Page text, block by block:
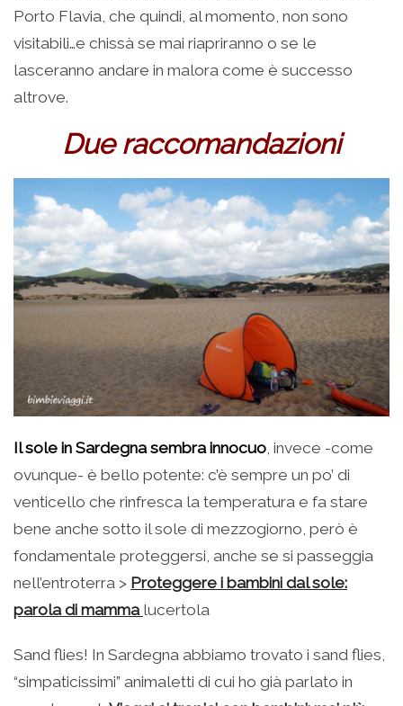
Porto Flavia, che quindi, al momento, non sono
visitabili…e chissà se mai riapriranno o se le
lasceranno andare in malora come è successo
altrove.
Due raccomandazioni
Il sole in Sardegna sembra innocuo , invece -come
ovunque- è bello potente: c’è sempre un po’ di
venticello che rinfresca la temperatura e fa stare
bene anche sotto il sole di mezzogiorno, però è
fondamentale proteggersi, anche se si passeggia
nell’entroterra > Proteggere i bambini dal sole:
parola di mamma lucertola
Sand flies! In Sardegna abbiamo trovato i sand flies,
“simpaticissimi” animaletti di cui ho già parlato in